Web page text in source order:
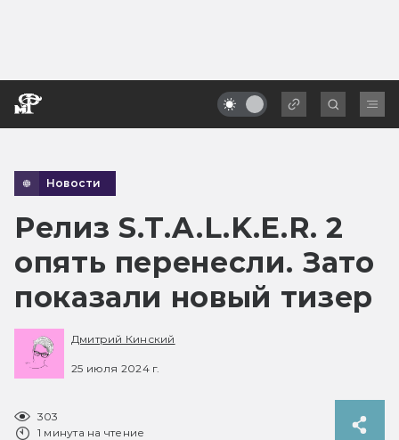
Новости
Релиз S.T.A.L.K.E.R. 2
опять перенесли. Зато
показали новый тизер
Дмитрий Кинский
25 июля 2024 г.
303
1 минута на чтение